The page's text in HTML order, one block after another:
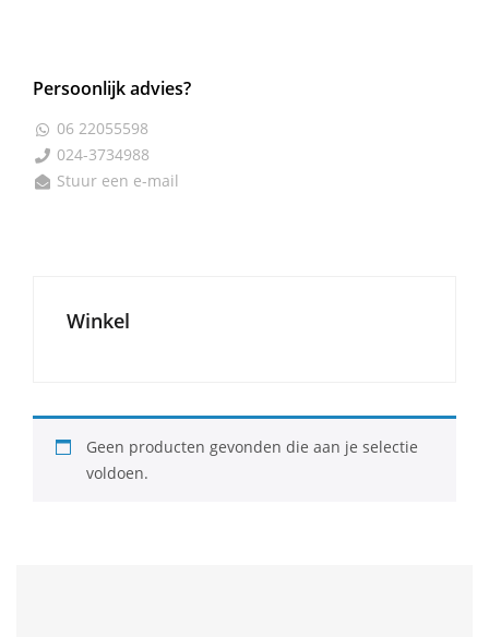
Persoonlijk advies?
 06 22055598
 024-3734988
 Stuur een e-mail
Winkel
Geen producten gevonden die aan je selectie
voldoen.